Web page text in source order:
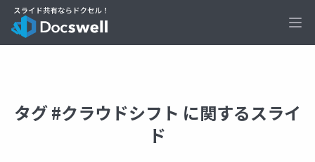
タグ #クラウドシフト に関するスライ
ド